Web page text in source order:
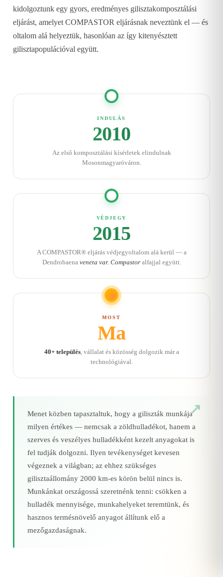
kidolgoztunk egy gyors, eredményes gilisztakomposztálási
eljárást, amelyet COMPASTOR eljárásnak neveztünk el — és
oltalom alá helyeztük, hasonlóan az így kitenyésztett
gilisztapopulációval együtt.
INDULÁS
2010
Az első komposztálási kísérletek elindulnak
Mosonmagyaróváron.
VÉDJEGY
2015
A COMPASTOR® eljárás védjegyoltalom alá kerül — a
Dendrobaena veneta var. Compastoralfajjal együtt.
MOST
Ma
40+ település, vállalat és közösség dolgozik már a
technológiával.
Menet közben tapasztaltuk, hogy a giliszták munkája
milyen értékes — nemcsak a zöldhulladékot, hanem a
szerves és veszélyes hulladékként kezelt anyagokat is
fel tudják dolgozni. Ilyen tevékenységet kevesen
végeznek a világban; az ehhez szükséges
gilisztaállomány 2000 km‑es körön belül nincs is.
Munkánkat országossá szeretnénk tenni: csökken a
hulladék mennyisége, munkahelyeket teremtünk, és
hasznos termésnövelő anyagot állítunk elő a
mezőgazdaságnak.